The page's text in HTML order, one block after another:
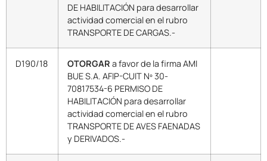
DE HABILITACIÓN para desarrollar
actividad comercial en el rubro
TRANSPORTE DE CARGAS.-
D190/18 OTORGAR a favor de la firma AMI
BUE S.A. AFIP-CUIT Nº 30-
70817534-6 PERMISO DE
HABILITACIÓN para desarrollar
actividad comercial en el rubro
TRANSPORTE DE AVES FAENADAS
y DERIVADOS.-